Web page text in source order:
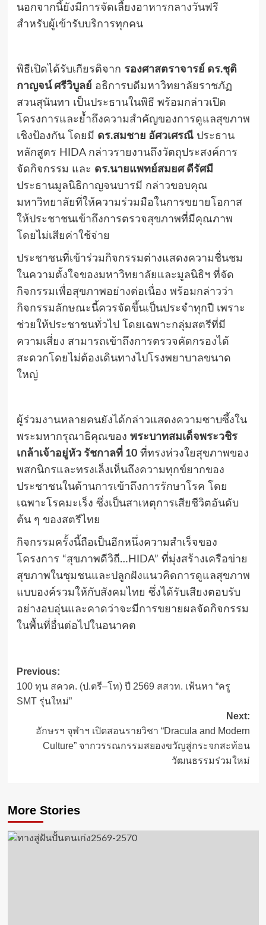
นอกจากนี้ยังมีการจัดเลี้ยงอาหารกลางวันฟรี
สำหรับผู้เข้ารับบริการทุกคน
พิธีเปิดได้รับเกียรติจาก รองศาสตราจารย์ ดร.ชุติ
กาญจน์ ศรีวิบูลย์ อธิการบดีมหาวิทยาลัยราชภัฏ
สวนสุนันทา เป็นประธานในพิธี พร้อมกล่าวเปิด
โครงการและย้ำถึงความสำคัญของการดูแลสุขภาพ
เชิงป้องกัน โดยมี ดร.สมชาย อัศวเศรณีประธาน
หลักสูตร HIDA กล่าวรายงานถึงวัตถุประสงค์การ
จัดกิจกรรม และ ดร.นายแพทย์สมยศ ดีรัศมี
ประธานมูลนิธิกาญจนบารมี กล่าวขอบคุณ
มหาวิทยาลัยที่ให้ความร่วมมือในการขยายโอกาส
ให้ประชาชนเข้าถึงการตรวจสุขภาพที่มีคุณภาพ
โดยไม่เสียค่าใช้จ่าย
ประชาชนที่เข้าร่วมกิจกรรมต่างแสดงความชื่นชม
ในความตั้งใจของมหาวิทยาลัยและมูลนิธิฯ ที่จัด
กิจกรรมเพื่อสุขภาพอย่างต่อเนื่อง พร้อมกล่าวว่า
กิจกรรมลักษณะนี้ควรจัดขึ้นเป็นประจำทุกปี เพราะ
ช่วยให้ประชาชนทั่วไป โดยเฉพาะกลุ่มสตรีที่มี
ความเสี่ยง สามารถเข้าถึงการตรวจคัดกรองได้
สะดวกโดยไม่ต้องเดินทางไปโรงพยาบาลขนาด
ใหญ่
ผู้ร่วมงานหลายคนยังได้กล่าวแสดงความซาบซึ้งใน
พระมหากรุณาธิคุณของ พระบาทสมเด็จพระวชิร
เกล้าเจ้าอยู่หัว รัชกาลที่ 10ที่ทรงห่วงใยสุขภาพของ
พสกนิกรและทรงเล็งเห็นถึงความทุกข์ยากของ
ประชาชนในด้านการเข้าถึงการรักษาโรค โดย
เฉพาะโรคมะเร็ง ซึ่งเป็นสาเหตุการเสียชีวิตอันดับ
ต้น ๆ ของสตรีไทย
กิจกรรมครั้งนี้ถือเป็นอีกหนึ่งความสำเร็จของ
โครงการ “สุขภาพดีวิถี…HIDA” ที่มุ่งสร้างเครือข่าย
สุขภาพในชุมชนและปลูกฝังแนวคิดการดูแลสุขภาพ
แบบองค์รวมให้กับสังคมไทย ซึ่งได้รับเสียงตอบรับ
อย่างอบอุ่นและคาดว่าจะมีการขยายผลจัดกิจกรรม
ในพื้นที่อื่นต่อไปในอนาคต
Post
navigation
Previous:
100 ทุน สควค. (ป.ตรี–โท) ปี 2569 สสวท. เฟ้นหา “ครู
SMT รุ่นใหม่”
Next:
อักษรฯ จุฬาฯ เปิดสอนรายวิชา “Dracula and Modern
Culture” จากวรรณกรรมสยองขวัญสู่กระจกสะท้อน
วัฒนธรรมร่วมใหม่
More Stories